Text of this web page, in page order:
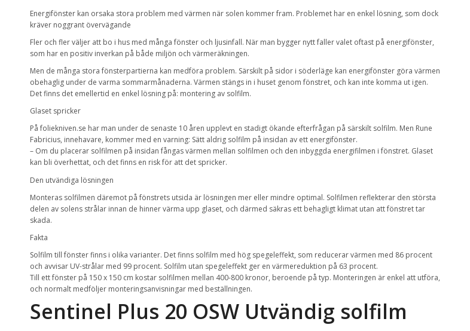
Energifönster kan orsaka stora problem med värmen när solen kommer fram. Problemet har en enkel lösning, som dock
kräver noggrant övervägande
Fler och fler väljer att bo i hus med många fönster och ljusinfall. När man bygger nytt faller valet oftast på energifönster,
som har en positiv inverkan på både miljön och värmeräkningen.
Men de många stora fönsterpartierna kan medföra problem. Särskilt på sidor i söderläge kan energifönster göra värmen
obehaglig under de varma sommarmånaderna. Värmen stängs in i huset genom fönstret, och kan inte komma ut igen.
Det finns det emellertid en enkel lösning på: montering av solfilm.
Glaset spricker
På foliekniven.se har man under de senaste 10 åren upplevt en stadigt ökande efterfrågan på särskilt solfilm. Men Rune
Fabricius, innehavare, kommer med en varning: Sätt aldrig solfilm på insidan av ett energifönster.
– Om du placerar solfilmen på insidan fångas värmen mellan solfilmen och den inbyggda energifilmen i fönstret. Glaset
kan bli överhettat, och det finns en risk för att det spricker.
Den utvändiga lösningen
Monteras solfilmen däremot på fönstrets utsida är lösningen mer eller mindre optimal. Solfilmen reflekterar den största
delen av solens strålar innan de hinner värma upp glaset, och därmed säkras ett behagligt klimat utan att fönstret tar
skada.
Fakta
Solfilm till fönster finns i olika varianter. Det finns solfilm med hög spegeleffekt, som reducerar värmen med 86 procent
och avvisar UV-strålar med 99 procent. Solfilm utan spegeleffekt ger en värmereduktion på 63 procent.
Till ett fönster på 150 x 150 cm kostar solfilmen mellan 400-800 kronor, beroende på typ. Monteringen är enkel att utföra,
och normalt medföljer monteringsanvisningar med beställningen.
Sentinel Plus 20 OSW Utvändig solfilm